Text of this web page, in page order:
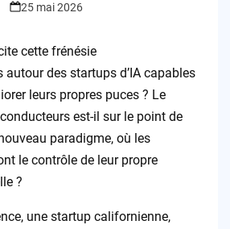
25 mai 2026
cette frénésie
autour des startups d’IA capables
leurs propres puces ? Le
est-il sur le point de
paradigme, où les
le contrôle de leur propre
?
une startup californienne,